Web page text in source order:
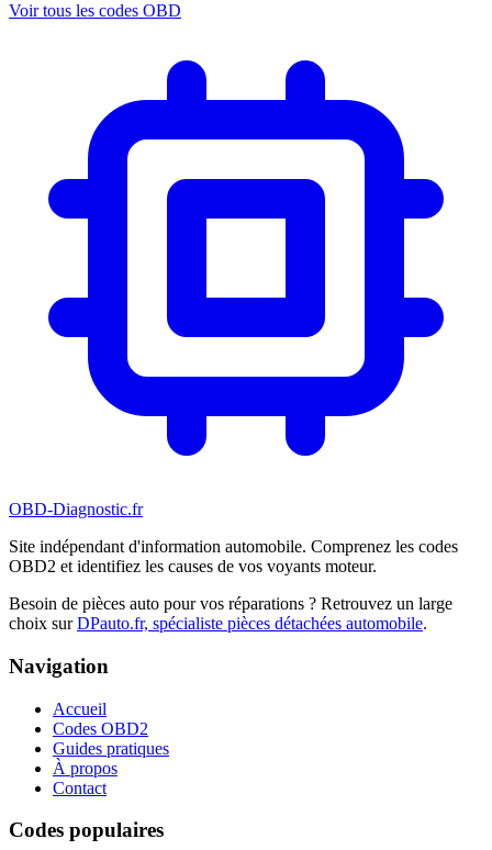
Voir tous les codes OBD
OBD-Diagnostic.fr
Site indépendant d'information automobile. Comprenez les codes
OBD2 et identifiez les causes de vos voyants moteur.
Besoin de pièces auto pour vos réparations ? Retrouvez un large
choix sur DPauto.fr, spécialiste pièces détachées automobile.
Navigation
Accueil
Codes OBD2
Guides pratiques
À propos
Contact
Codes populaires